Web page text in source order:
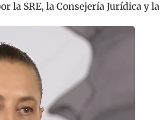
la SRE, la Consejería Jurídica y la